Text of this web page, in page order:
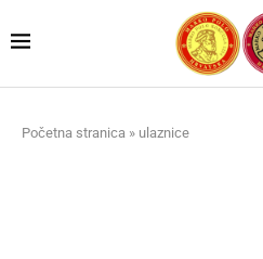
Početna stranica » ulaznice